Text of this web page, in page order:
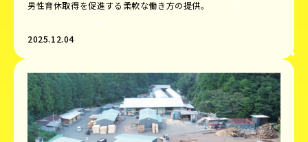
男性育休取得を促進する柔軟な働き方の提供。
2025.12.04